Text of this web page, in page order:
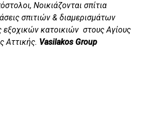
Νοικιάζονται σπίτια
σπιτιών & διαμερισμάτων
εξοχικών κατοικιών στους Αγίους
Αττικής. Vasilakos Group